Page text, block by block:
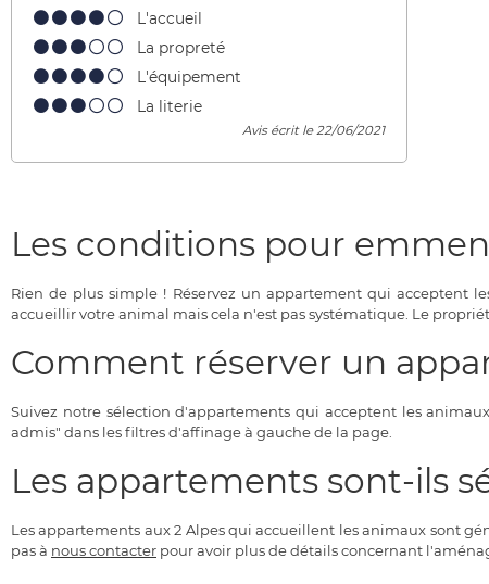
L'accueil
La propreté
L'équipement
La literie
Avis écrit le 22/06/2021
Les conditions pour
Rien de plus simple ! Réservez un appartement qui acceptent
accueillir votre animal mais cela n'est pas systématique. Le
Comment réserver un
Suivez notre sélection d'appartements qui acceptent les
admis" dans les filtres d'affinage à gauche de la page.
Les appartements sont-ils
Les appartements aux 2 Alpes qui accueillent les animaux sont
pas à nous contacter pour avoir plus de détails concernant